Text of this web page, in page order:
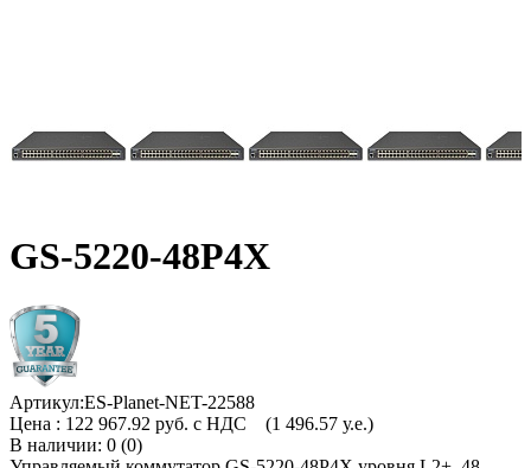
GS-5220-48P4X
Артикул:ES-Planet-NET-22588
Цена : 122 967.92 руб. с НДС (1 496.57 у.е.)
В наличии: 0 (0)